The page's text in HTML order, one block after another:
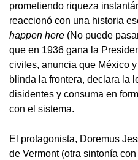
prometiendo riqueza
reaccionó con una historia
happen here (No puede
que en 1936 gana la
civiles, anuncia que México
blinda la frontera, declara la
disidentes y consuma en
con el sistema.
El protagonista, Doremus
de Vermont (otra sintonía